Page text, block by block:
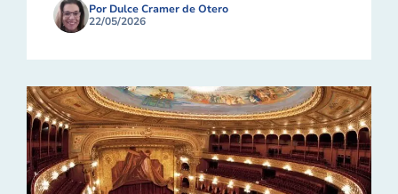
Por Dulce Cramer de Otero
22/05/2026